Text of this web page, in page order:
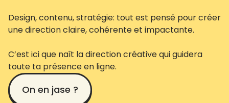
Design, contenu, stratégie: tout est pensé pour créer
une direction claire, cohérente et impactante.
C’est ici que naît la direction créative qui guidera
toute ta présence en ligne.
On en jase ?